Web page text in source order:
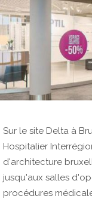
Sur le site Delta à
Hospitalier
d'architecture
jusqu'aux salles
procédures